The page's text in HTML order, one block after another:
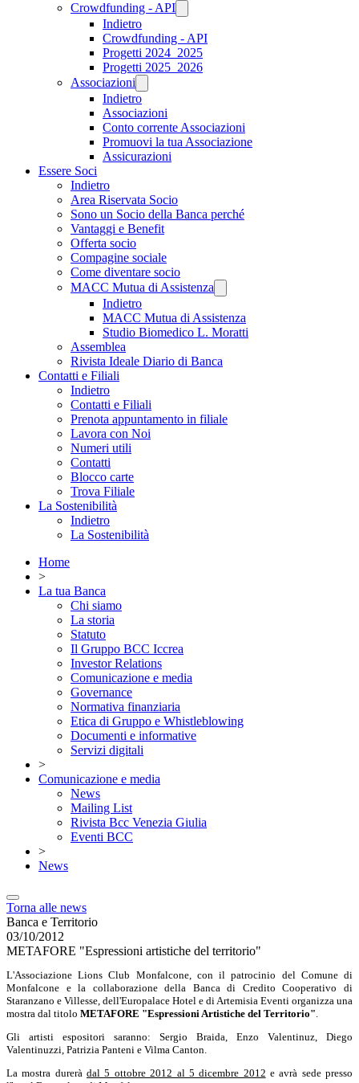
Crowdfunding - API
Indietro
Crowdfunding - API
Progetti 2024_2025
Progetti 2025_2026
Associazioni
Indietro
Associazioni
Conto corrente Associazioni
Promuovi la tua Associazione
Assicurazioni
Essere Soci
Indietro
Area Riservata Socio
Sono un Socio della Banca perché
Vantaggi e Benefit
Offerta socio
Compagine sociale
Come diventare socio
MACC Mutua di Assistenza
Indietro
MACC Mutua di Assistenza
Studio Biomedico L. Moratti
Assemblea
Rivista Ideale Diario di Banca
Contatti e Filiali
Indietro
Contatti e Filiali
Prenota appuntamento in filiale
Lavora con Noi
Numeri utili
Contatti
Blocco carte
Trova Filiale
La Sostenibilità
Indietro
La Sostenibilità
Home
>
La tua Banca
Chi siamo
La storia
Statuto
Il Gruppo BCC Iccrea
Investor Relations
Comunicazione e media
Governance
Normativa finanziaria
Etica di Gruppo e Whistleblowing
Documenti e informative
Servizi digitali
>
Comunicazione e media
News
Mailing List
Rivista Bcc Venezia Giulia
Eventi BCC
>
News
Torna alle news
Banca e Territorio
03/10/2012
METAFORE "Espressioni artistiche del territorio"
L'Associazione Lions Club Monfalcone, con il patrocinio del Comune di
Monfalcone e la collaborazione della Banca di Credito Cooperativo di
Staranzano e Villesse, dell'Europalace Hotel e di Artemisia Eventi organizza una
mostra dal titolo METAFORE "Espressioni Artistiche del Territorio".
Gli artisti espositori saranno: Sergio Braida, Enzo Valentinuz, Diego
Valentinuzzi, Patrizia Panteni e Vilma Canton.
La mostra dureràdal 5 ottobre 2012 al 5 dicembre 2012 e avrà sede presso